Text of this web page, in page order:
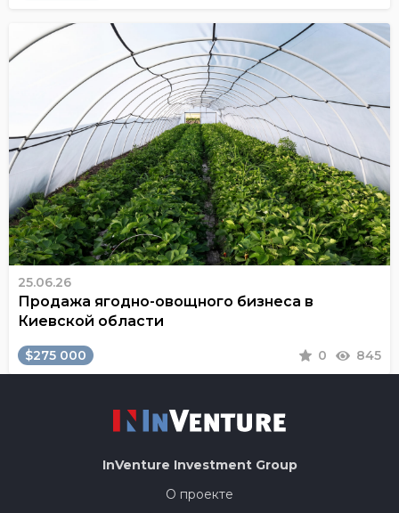
25.06.26
Продажа ягодно-овощного бизнеса в
Киевской области
$275 000 0 845
InVenture Investment Group
О проекте